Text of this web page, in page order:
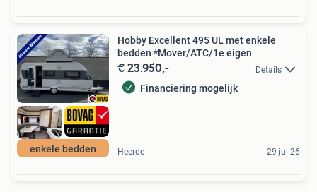
enkele bedden
Hobby Excellent 495 UL met enkele
bedden *Mover/ATC/1e eigen
€ 23.950,- Details
Financiering mogelijk
Heerde 29 jul 26